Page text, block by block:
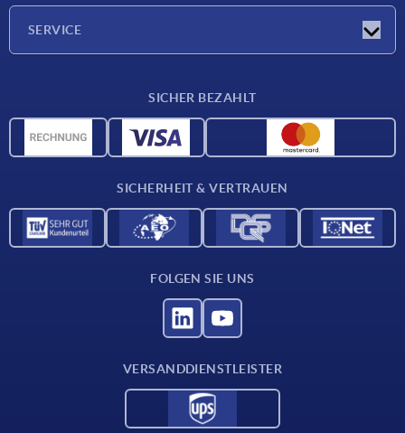
SERVICE
CAD-Daten
SICHER BEZAHLT
SICHERHEIT & VERTRAUEN
FOLGEN SIE UNS
VERSANDDIENSTLEISTER